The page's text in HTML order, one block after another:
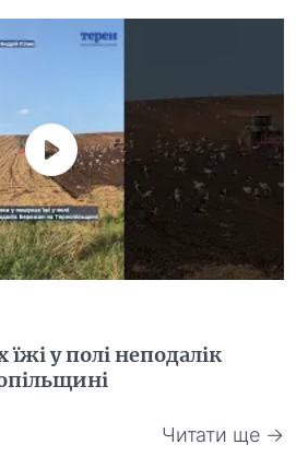
у полі неподалік
Читати ще →